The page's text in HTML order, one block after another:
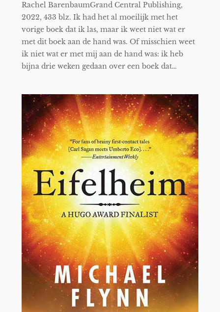
Rachel BarenbaumGrand Central Publishing,
2022, 433 blz. Ik had het al moeilijk met het
vorige boek dat ik las, maar ik weet niet wat er
met dit boek aan de hand was. Of misschien weet
ik niet wat er met mij aan de hand was: ik heb
bijna drie weken gedaan over een boek dat…